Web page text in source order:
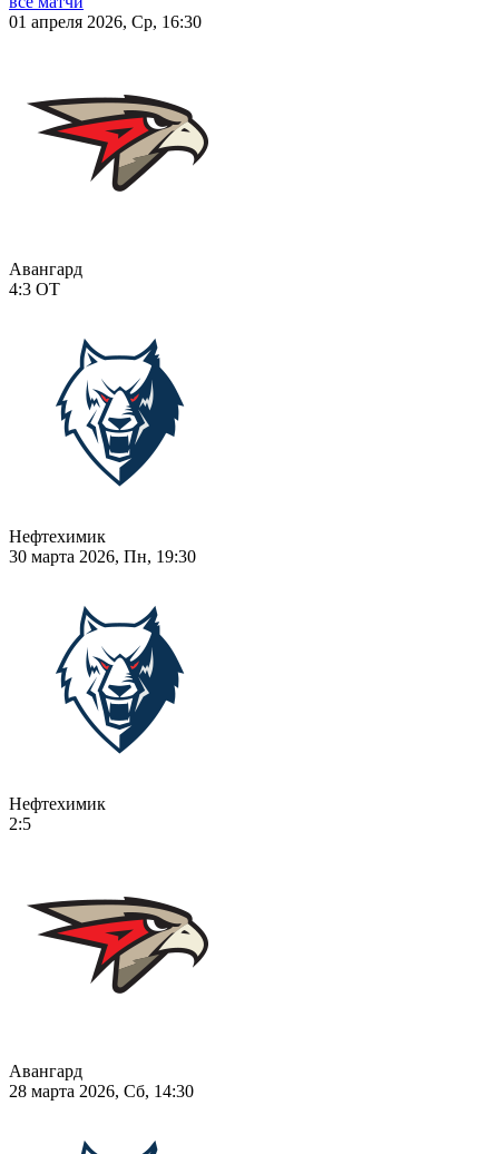
01 апреля 2026, Ср, 16:30
Авангард
4:3 ОТ
Нефтехимик
30 марта 2026, Пн, 19:30
Нефтехимик
2:5
Авангард
28 марта 2026, Сб, 14:30